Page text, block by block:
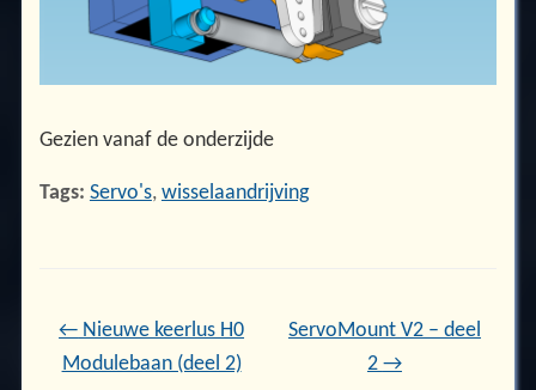
Gezien vanaf de onderzijde
Tags: Servo's, wisselaandrijving
← Nieuwe keerlus H0
Modulebaan (deel 2)
ServoMount V2 – deel
2 →